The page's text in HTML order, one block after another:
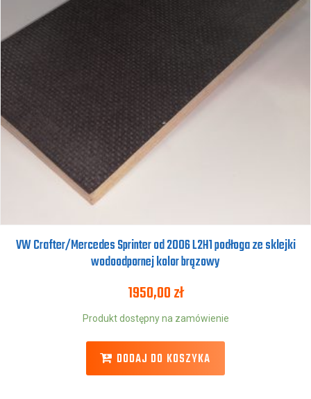
VW Crafter/Mercedes Sprinter od 2006 L2H1 podłoga ze sklejki
wodoodpornej kolor brązowy
1950,00zł
Produkt dostępny na zamówienie
DODAJ DO KOSZYKA